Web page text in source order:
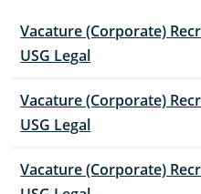
Vacature (Corporate)
USG Legal
Vacature (Corporate)
USG Legal
Vacature (Corporate)